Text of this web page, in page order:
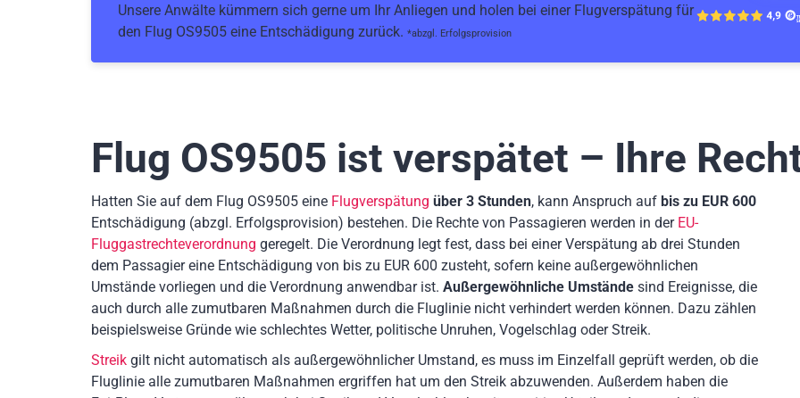
Unsere Anwälte kümmern sich gerne um Ihr Anliegen und holen bei einer Flugverspätung für
den Flug OS9505 eine Entschädigung zurück. *abzgl. Erfolgsprovision
Flug OS9505 ist verspätet – Ihre
Hatten Sie auf dem Flug OS9505 eine Flugverspätung über 3 Stunden, kann Anspruch auf bis zu EUR 600
Entschädigung (abzgl. Erfolgsprovision) bestehen. Die Rechte von Passagieren werden in der EU-
Fluggastrechteverordnung geregelt. Die Verordnung legt fest, dass bei einer Verspätung ab drei Stunden
dem Passagier eine Entschädigung von bis zu EUR 600 zusteht, sofern keine außergewöhnlichen
Umstände vorliegen und die Verordnung anwendbar ist. Außergewöhnliche Umstände sind Ereignisse, die
auch durch alle zumutbaren Maßnahmen durch die Fluglinie nicht verhindert werden können. Dazu zählen
beispielsweise Gründe wie schlechtes Wetter, politische Unruhen, Vogelschlag oder Streik.
Streik gilt nicht automatisch als außergewöhnlicher Umstand, es muss im Einzelfall geprüft werden, ob die
Fluglinie alle zumutbaren Maßnahmen ergriffen hat um den Streik abzuwenden. Außerdem haben die